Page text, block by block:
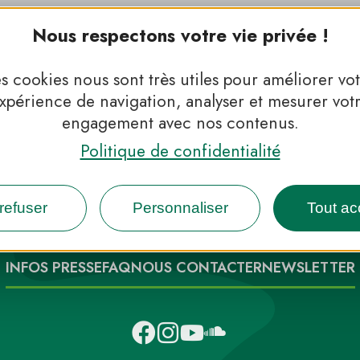
Nous respectons votre vie privée !
cookies nous sont très utiles pour améliorer
de navigation, analyser et mesurer
engagement avec nos contenus.
Politique de confidentialité
Personnaliser Tout
Parcs, de l’inspiration en
INFOS PRESSEFAQNOUS CONTACTERNEWSLETTER